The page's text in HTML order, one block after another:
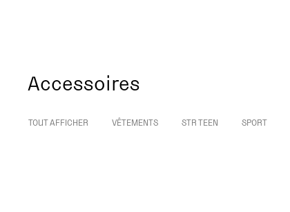
Accessoires
TOUT AFFICHER VÊTEMENTS STR TEEN SPORT